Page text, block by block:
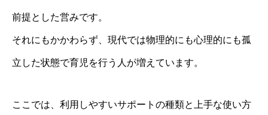
前提とした営みです。
それにもかかわらず、現代では物理的にも心理的にも孤
立した状態で育児を行う人が増えています。
ここでは、利用しやすいサポートの種類と上手な使い方